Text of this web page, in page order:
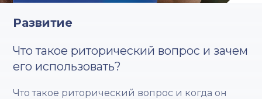
Развитие
Что такое риторический вопрос и зачем
его использовать?
Что такое риторический вопрос и когда он